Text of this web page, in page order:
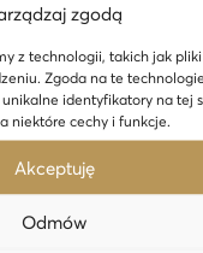
zgodą
z technologii, takich jak
Zgoda na te
identyfikatory na tej
niektóre cechy i funkcje.
Akceptuję
Odmów